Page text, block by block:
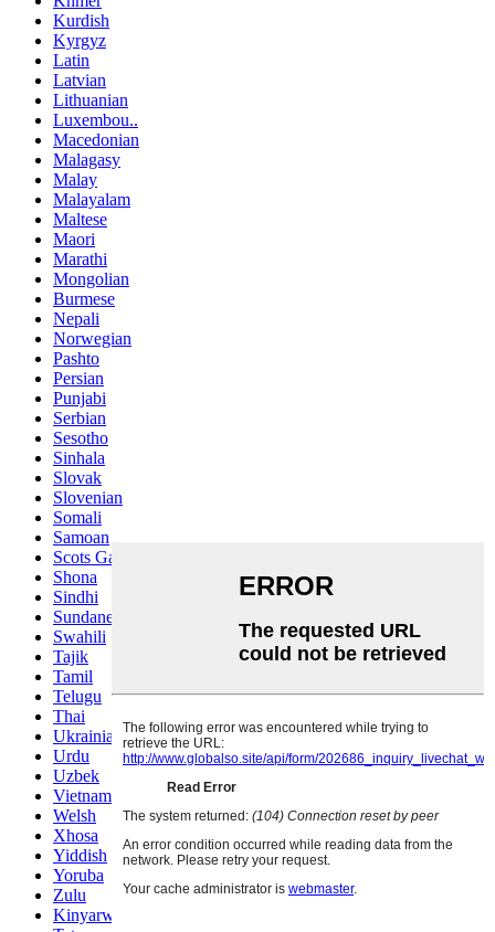
Kurdish
Kyrgyz
Latin
Latvian
Lithuanian
Luxembou..
Macedonian
Malagasy
Malay
Malayalam
Maltese
Maori
Marathi
Mongolian
Burmese
Nepali
Norwegian
Pashto
Persian
Punjabi
Serbian
Sesotho
Sinhala
Slovak
Slovenian
Somali
Samoan
Scots Gaelic
Shona
Sindhi
Sundanese
Swahili
Tajik
Tamil
Telugu
Thai
Ukrainian
Urdu
Uzbek
Vietnamese
Welsh
Xhosa
Yiddish
Yoruba
Zulu
Kinyarwanda